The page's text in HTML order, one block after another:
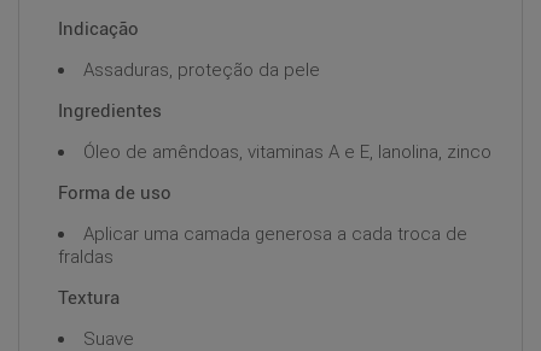
Indicação
Assaduras, proteção da pele
Ingredientes
Óleo de amêndoas, vitaminas A e E, lanolina, zinco
Forma de uso
Aplicar uma camada generosa a cada troca de
fraldas
Textura
Suave